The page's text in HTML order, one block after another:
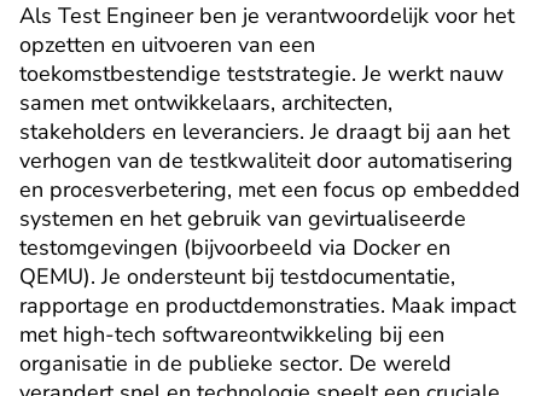
Als Test Engineer ben je verantwoordelijk voor het
opzetten en uitvoeren van een
toekomstbestendige teststrategie. Je werkt nauw
samen met ontwikkelaars, architecten,
stakeholders en leveranciers. Je draagt bij aan het
verhogen van de testkwaliteit door automatisering
en procesverbetering, met een focus op embedded
systemen en het gebruik van gevirtualiseerde
testomgevingen (bijvoorbeeld via Docker en
QEMU). Je ondersteunt bij testdocumentatie,
rapportage en productdemonstraties. Maak impact
met high-tech softwareontwikkeling bij een
organisatie in de publieke sector. De wereld